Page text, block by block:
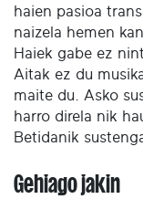
haien pasioa
naizela hemen
Haiek gabe ez
Aitak ez du
maite du. Asko
harro direla nik
Betidanik
Gehiago jakin